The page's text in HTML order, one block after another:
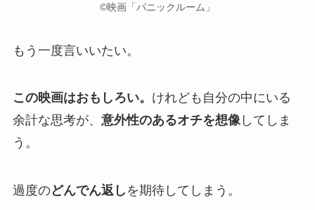
©映画「パニックルーム」
もう一度言いいたい。
この映画はおもしろい。 けれども自分の中にいる
余計な思考が、 意外性のあるオチを想像してしま
う。
過度のどんでん返し を期待してしまう。